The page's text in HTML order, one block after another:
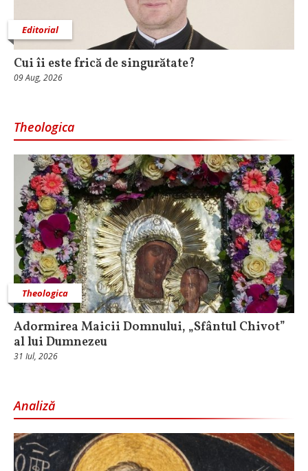
Editorial
Cui îi este frică de singurătate?
09 Aug, 2026
Theologica
Theologica
Adormirea Maicii Domnului, „Sfântul Chivot”
al lui Dumnezeu
31 Iul, 2026
Analiză